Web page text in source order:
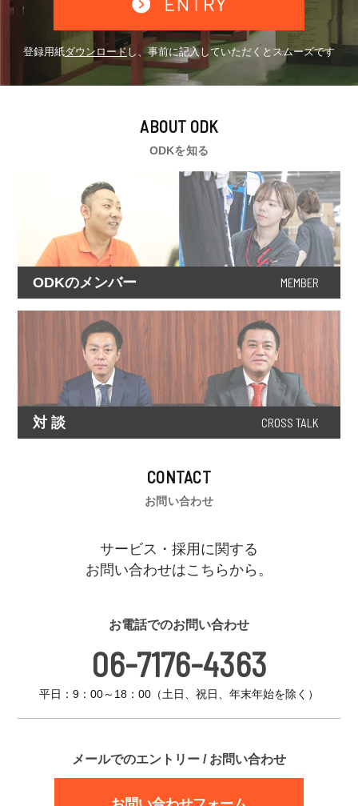
登録用紙ダウンロード し、事前に記入していただくとスムーズです
ABOUT ODK
ODKを知る
ODKのメンバー MEMBER
対 談 CROSS TALK
CONTACT
お問い合わせ
サービス・採用に関する
お問い合わせはこちらから。
お電話でのお問い合わせ
06-7176-4363
平日：9：00～18：00（土日、祝日、年末年始を除く）
メールでのエントリー / お問い合わせ